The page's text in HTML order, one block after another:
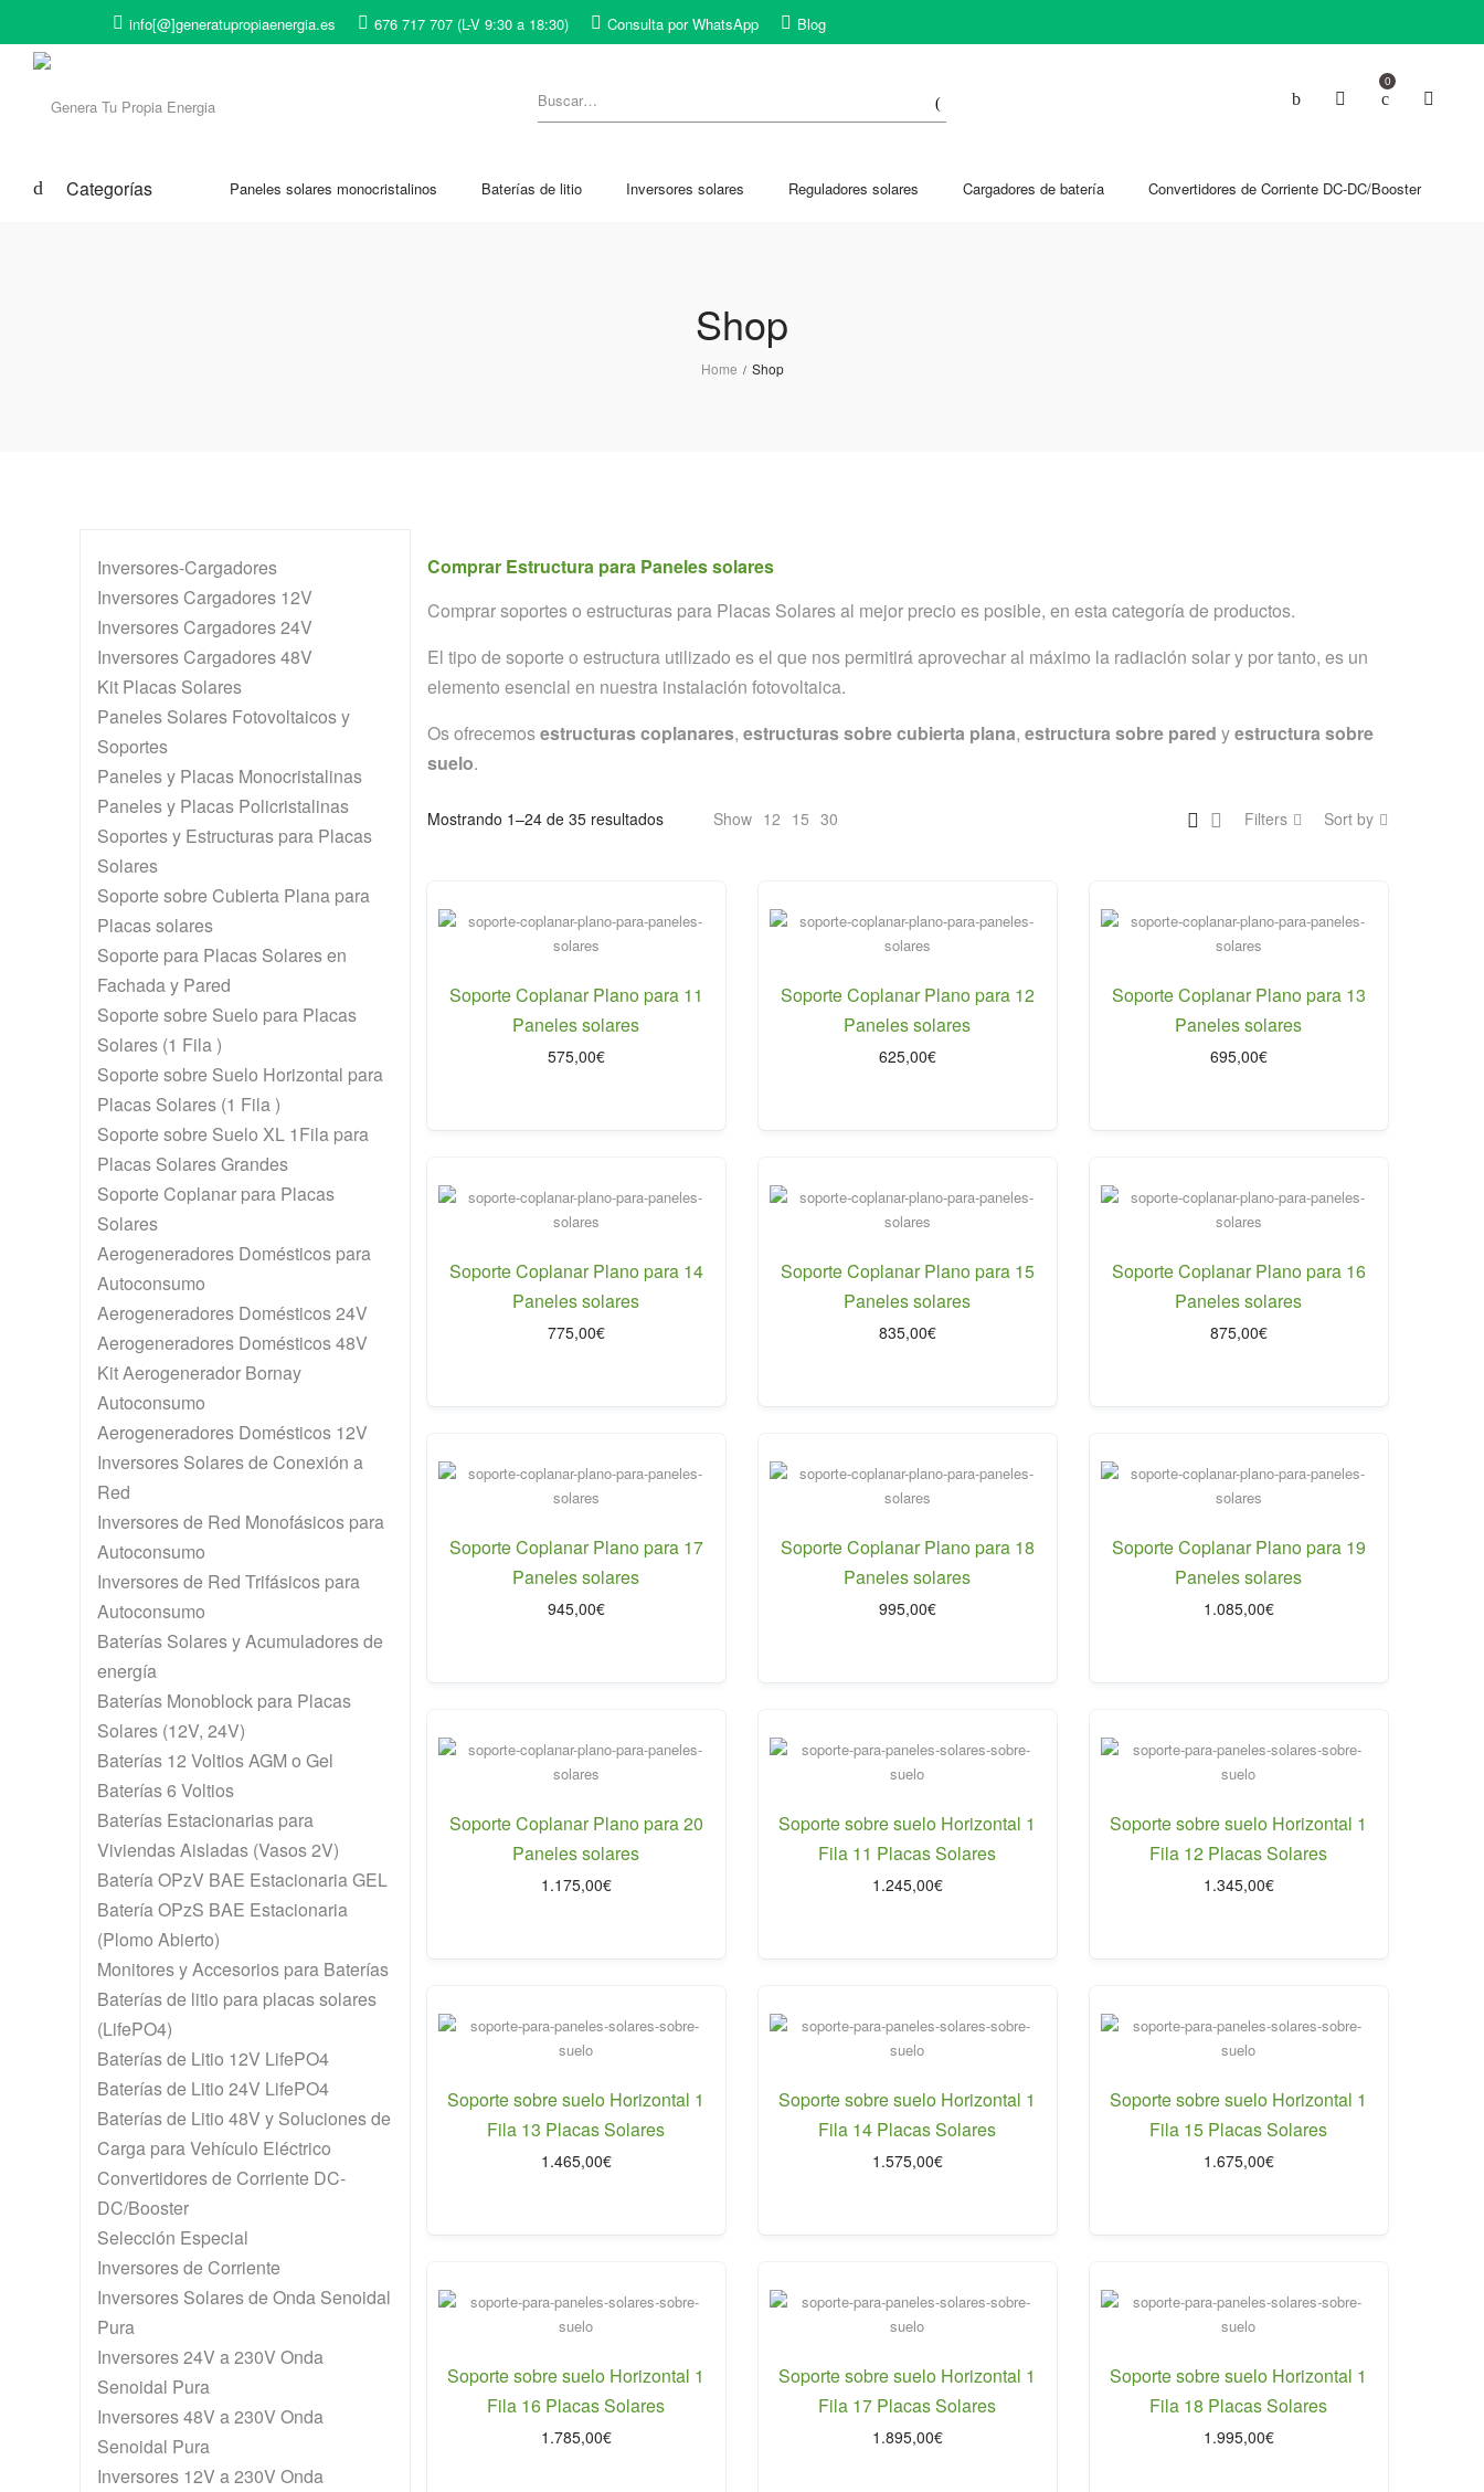
info[@]generatupropiaenergia.es 676 717 707 (L-V 9:30 a 18:30) Consulta por WhatsApp Blog
0
Categorías Paneles solares monocristalinos Baterías de litio Inversores solares Reguladores solares Cargadores de batería Convertidores de Corriente DC-DC/Booster
Shop
Home / Shop
Comprar Estructura para Paneles solares
Comprar soportes o estructuras para Placas Solares al mejor precio es posible, en esta categoría de productos.
El tipo de soporte o estructura utilizado es el que nos permitirá aprovechar al máximo la radiación solar y por tanto, es un
elemento esencial en nuestra instalación fotovoltaica.
Os ofrecemosestructuras coplanares, estructuras sobre cubierta plana, estructura sobre pared yestructura sobre
suelo.
Mostrando 1–24 de 35 resultados Show 12 15 30 Filters Sort by
Soporte Coplanar Plano para 11
Paneles solares
575,00€
Soporte Coplanar Plano para 12
Paneles solares
625,00€
Soporte Coplanar Plano para 13
Paneles solares
695,00€
Soporte Coplanar Plano para 14
Paneles solares
775,00€
Soporte Coplanar Plano para 15
Paneles solares
835,00€
Soporte Coplanar Plano para 16
Paneles solares
875,00€
Soporte Coplanar Plano para 17
Paneles solares
945,00€
Soporte Coplanar Plano para 18
Paneles solares
995,00€
Soporte Coplanar Plano para 19
Paneles solares
1.085,00€
Soporte Coplanar Plano para 20
Paneles solares
1.175,00€
Soporte sobre suelo Horizontal 1
Fila 11 Placas Solares
1.245,00€
Soporte sobre suelo Horizontal 1
Fila 12 Placas Solares
1.345,00€
Soporte sobre suelo Horizontal 1
Fila 13 Placas Solares
1.465,00€
Soporte sobre suelo Horizontal 1
Fila 14 Placas Solares
1.575,00€
Soporte sobre suelo Horizontal 1
Fila 15 Placas Solares
1.675,00€
Soporte sobre suelo Horizontal 1
Fila 16 Placas Solares
1.785,00€
Soporte sobre suelo Horizontal 1
Fila 17 Placas Solares
1.895,00€
Soporte sobre suelo Horizontal 1
Fila 18 Placas Solares
1.995,00€
Inversores-Cargadores
Inversores Cargadores 12V
Inversores Cargadores 24V
Inversores Cargadores 48V
Kit Placas Solares
Paneles Solares Fotovoltaicos y
Soportes
Paneles y Placas Monocristalinas
Paneles y Placas Policristalinas
Soportes y Estructuras para Placas
Solares
Soporte sobre Cubierta Plana para
Placas solares
Soporte para Placas Solares en
Fachada y Pared
Soporte sobre Suelo para Placas
Solares (1 Fila )
Soporte sobre Suelo Horizontal para
Placas Solares (1 Fila )
Soporte sobre Suelo XL 1Fila para
Placas Solares Grandes
Soporte Coplanar para Placas
Solares
Aerogeneradores Domésticos para
Autoconsumo
Aerogeneradores Domésticos 24V
Aerogeneradores Domésticos 48V
Kit Aerogenerador Bornay
Autoconsumo
Aerogeneradores Domésticos 12V
Inversores Solares de Conexión a
Red
Inversores de Red Monofásicos para
Autoconsumo
Inversores de Red Trifásicos para
Autoconsumo
Baterías Solares y Acumuladores de
energía
Baterías Monoblock para Placas
Solares (12V, 24V)
Baterías 12 Voltios AGM o Gel
Baterías 6 Voltios
Baterías Estacionarias para
Viviendas Aisladas (Vasos 2V)
Batería OPzV BAE Estacionaria GEL
Batería OPzS BAE Estacionaria
(Plomo Abierto)
Monitores y Accesorios para Baterías
Baterías de litio para placas solares
(LifePO4)
Baterías de Litio 12V LifePO4
Baterías de Litio 24V LifePO4
Baterías de Litio 48V y Soluciones de
Carga para Vehículo Eléctrico
Convertidores de Corriente DC-
DC/Booster
Selección Especial
Inversores de Corriente
Inversores Solares de Onda Senoidal
Pura
Inversores 24V a 230V Onda
Senoidal Pura
Inversores 48V a 230V Onda
Senoidal Pura
Inversores 12V a 230V Onda